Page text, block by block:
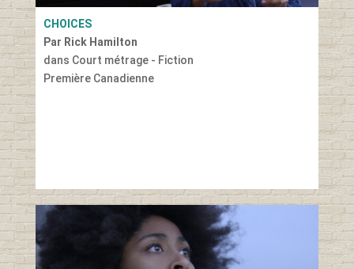
CHOICES
Par Rick Hamilton
dans Court métrage - Fiction
Première Canadienne